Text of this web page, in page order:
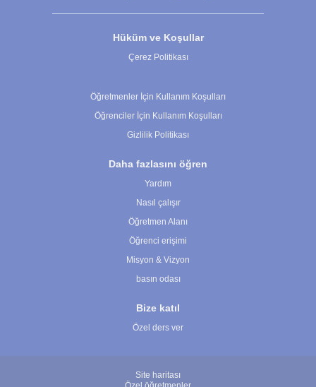
Hüküm ve Koşullar
Çerez Politikası
Öğretmenler İçin Kullanım Koşulları
Öğrenciler İçin Kullanım Koşulları
Gizlilik Politikası
Daha fazlasını öğren
Yardım
Nasıl çalışır
Öğretmen Alanı
Öğrenci erişimi
Misyon & Vizyon
basın odası
Bize katıl
Özel ders ver
Site haritası